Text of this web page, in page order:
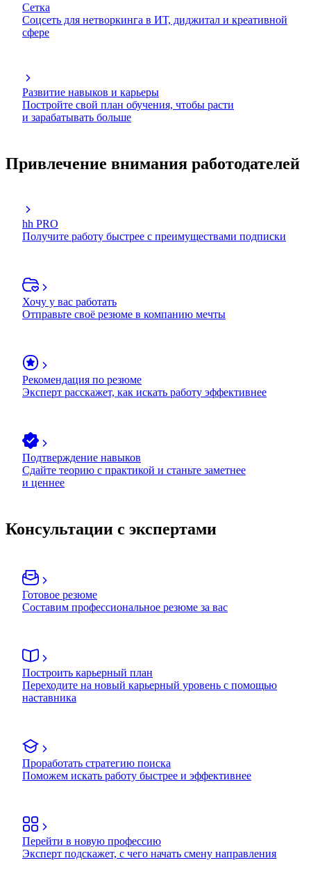
Сетка
Соцсеть для нетворкинга в ИТ, диджитал и креативной
сфере
Развитие навыков и карьеры
Постройте свой план обучения, чтобы расти
и зарабатывать больше
Привлечение внимания работодателей
hh PRO
Получите работу быстрее с преимуществами подписки
Хочу у вас работать
Отправьте своё резюме в компанию мечты
Рекомендация по резюме
Эксперт расскажет, как искать работу эффективнее
Подтверждение навыков
Сдайте теорию с практикой и станьте заметнее
и ценнее
Консультации с экспертами
Готовое резюме
Составим профессиональное резюме за вас
Построить карьерный план
Переходите на новый карьерный уровень с помощью
наставника
Проработать стратегию поиска
Поможем искать работу быстрее и эффективнее
Перейти в новую профессию
Эксперт подскажет, с чего начать смену направления